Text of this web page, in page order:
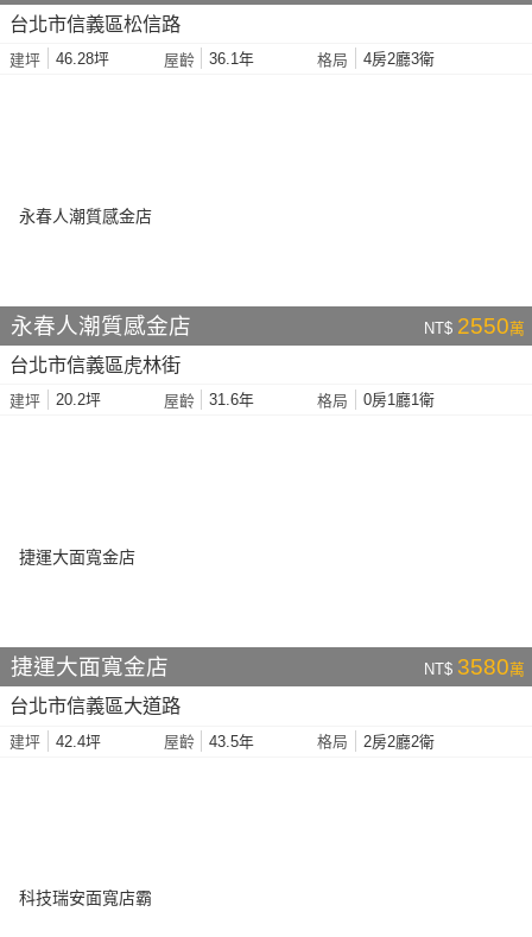
台北市信義區松信路
建坪 46.28坪 屋齡 36.1年 格局 4房2廳3衛
永春人潮質感金店 NT$ 2550萬
台北市信義區虎林街
建坪 20.2坪 屋齡 31.6年 格局 0房1廳1衛
捷運大面寬金店 NT$ 3580萬
台北市信義區大道路
建坪 42.4坪 屋齡 43.5年 格局 2房2廳2衛